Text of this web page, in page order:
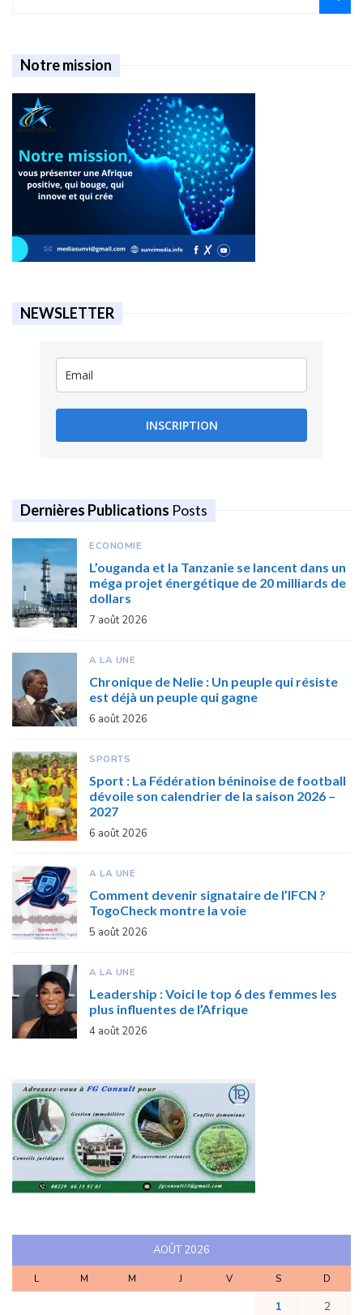
Notre mission
NEWSLETTER
INSCRIPTION
Dernières Publications Posts
ECONOMIE
L’ouganda et la Tanzanie se lancent dans un
méga projet énergétique de 20 milliards de
dollars
7 août 2026
A LA UNE
Chronique de Nelie : Un peuple qui résiste
est déjà un peuple qui gagne
6 août 2026
SPORTS
Sport : La Fédération béninoise de football
dévoile son calendrier de la saison 2026 –
2027
6 août 2026
A LA UNE
Comment devenir signataire de l’IFCN ?
TogoCheck montre la voie
5 août 2026
A LA UNE
Leadership : Voici le top 6 des femmes les
plus influentes de l’Afrique
4 août 2026
AOÛT 2026
L M M J V S D
1
2